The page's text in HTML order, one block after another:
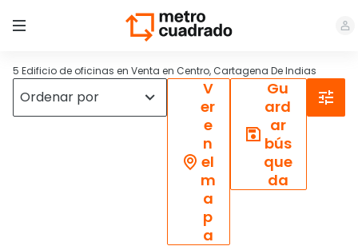
5 Edificio de oficinas en Venta en Centro, Cartagena De Indias
V
er
e
n
el
m
a
p
a
Gu
ard
ar
bús
que
da